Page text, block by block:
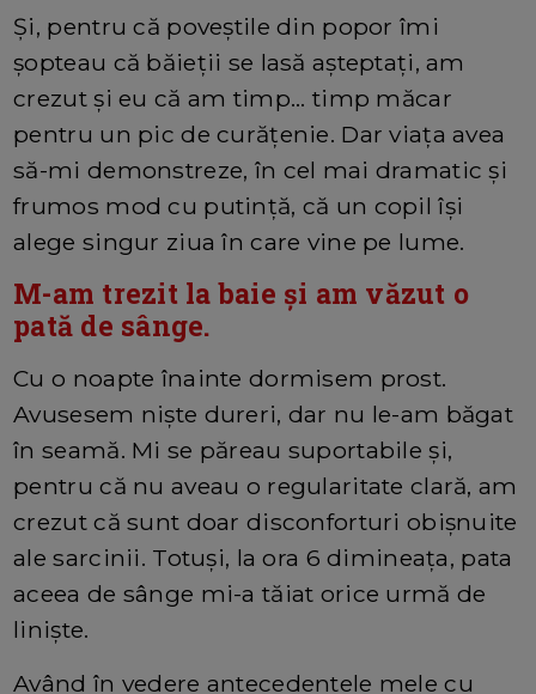
Și, pentru că poveștile din popor îmi
șopteau că băieții se lasă așteptați, am
crezut și eu că am timp... timp măcar
pentru un pic de curățenie. Dar viața avea
să-mi demonstreze, în cel mai dramatic și
frumos mod cu putință, că un copil își
alege singur ziua în care vine pe lume.
M-am trezit la baie și am văzut o
pată de sânge.
Cu o noapte înainte dormisem prost.
Avusesem niște dureri, dar nu le-am băgat
în seamă. Mi se păreau suportabile și,
pentru că nu aveau o regularitate clară, am
crezut că sunt doar disconforturi obișnuite
ale sarcinii. Totuși, la ora 6 dimineața, pata
aceea de sânge mi-a tăiat orice urmă de
liniște.
Având în vedere antecedentele mele cu